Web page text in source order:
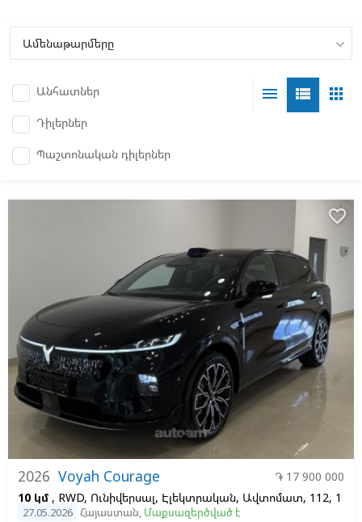
Անհատներ
Դիլերներ
Պաշտոնական դիլերներ
apps
view_list
menu
2026 Voyah Courage
֏ 17 900 000
10 կմ , RWD, Ունիվերսալ, Էլեկտրական, Ավտոմատ, 112, 1
27.05.2026 Հայաստան, Մաքսազերծված է
favorite_border